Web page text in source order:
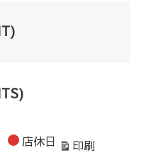
店休日 印刷表